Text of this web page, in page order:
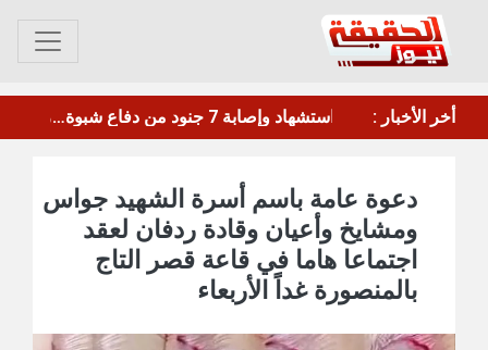
أخر الأخبار : ترامب: أمريكا تحتاج لتعزيز ترسانتها بعد استنزافها بالحرب ضد إيران
دعوة عامة باسم أسرة الشهيد جواس
ومشايخ وأعيان وقادة ردفان لعقد
اجتماعا هاما في قاعة قصر التاج
بالمنصورة غداً الأربعاء